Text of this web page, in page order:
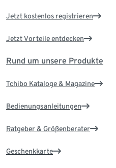
Jetzt kostenlos registrieren
Jetzt Vorteile entdecken
Rund um unsere Produkte
Tchibo Kataloge & Magazine
Bedienungsanleitungen
Ratgeber & Größenberater
Geschenkkarte